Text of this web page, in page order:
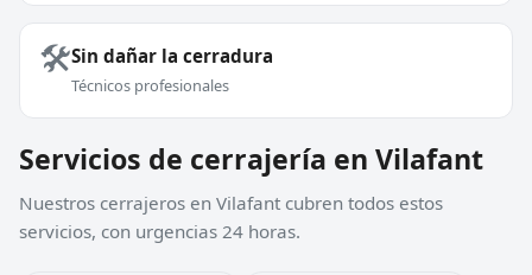
🛠️Sin dañar la cerradura
Técnicos profesionales
Servicios de cerrajería en Vilafant
Nuestros cerrajeros en Vilafant cubren todos estos
servicios, con urgencias 24 horas.